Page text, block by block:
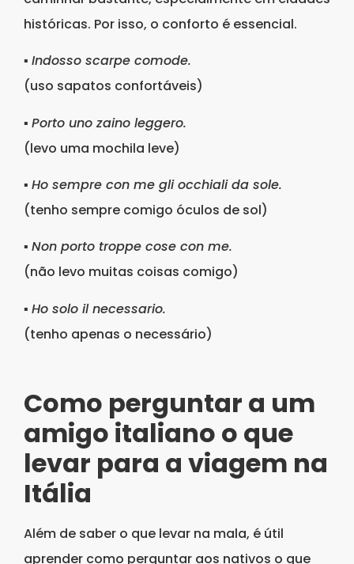
históricas. Por isso, o conforto é essencial.
▪ Indosso scarpe comode.
(uso sapatos confortáveis)
▪ Porto uno zaino leggero.
(levo uma mochila leve)
▪ Ho sempre con me gli occhiali da sole.
(tenho sempre comigo óculos de sol)
▪ Non porto troppe cose con me.
(não levo muitas coisas comigo)
▪ Ho solo il necessario.
(tenho apenas o necessário)
Como perguntar a um
amigo italiano o que
levar para a viagem na
Itália
Além de saber o que levar na mala, é útil
aprender como perguntar aos nativos o que